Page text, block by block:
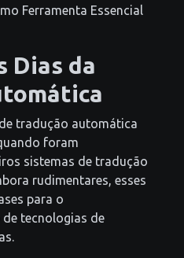
Ferramenta Essencial
Dias da
tradução automática
foram
sistemas de tradução
rudimentares, esses
para o
tecnologias de